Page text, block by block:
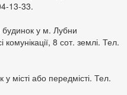
13-33.
у м. Лубни
комунікації, 8 сот. землі. Тел.
місті або передмісті. Тел.